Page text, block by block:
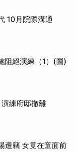
10月院際溝通
絕演練（1）(圖)
練府邸撤離
遭竊 女竟在童面前